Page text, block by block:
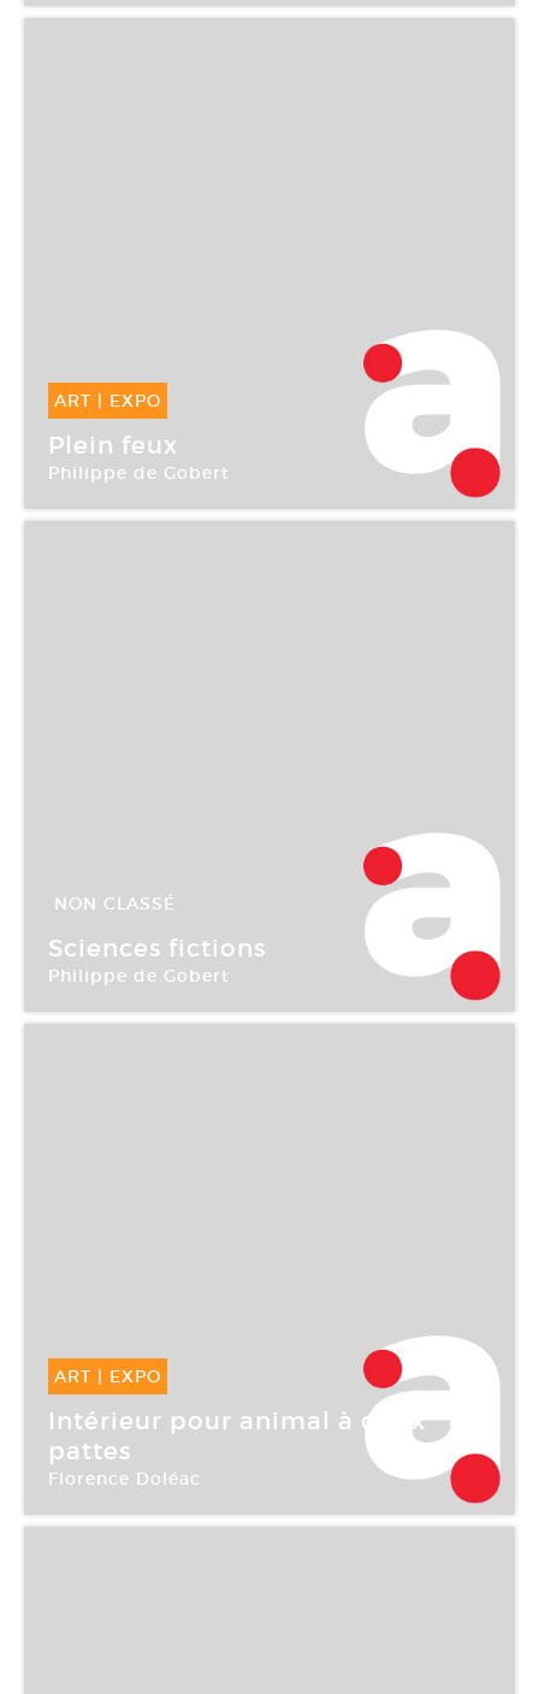
ART | EXPO
02 Juin -
Plein feux
Philippe de Gobert
NON CLASSÉ
10 Jan - 11 Fév 2006
Sciences fictions
Philippe de Gobert
ART | EXPO
05 Déc -20 Jan 2007
Intérieur pour animal à deux
pattes
Florence Doléac